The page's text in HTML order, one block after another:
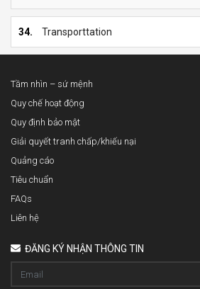
34. Transporttation
Tầm nhìn – sứ mệnh
Quy chế hoạt động
Quy định bảo mật
Giải quyết tranh chấp/khiếu nại
Quảng cáo
Tiêu chuẩn
FAQs
Liên hệ
ĐĂNG KÝ NHẬN THÔNG TIN